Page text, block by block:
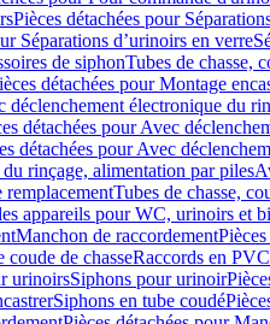
Pièces détachées pour
Séparations d’urinoirs en verre
de siphonTubes de chasse,
détachées pour Montage
déclenchement électronique du
détachées pour Avec
détachées pour Avec
rinçage, alimentation par piles
remplacementTubes de chasse,
appareils pour WC, urinoirs et
Manchon de raccordement
coude de chasseRaccords en PVC
urinoirsSiphons pour urinoir
Siphons en tube coudé